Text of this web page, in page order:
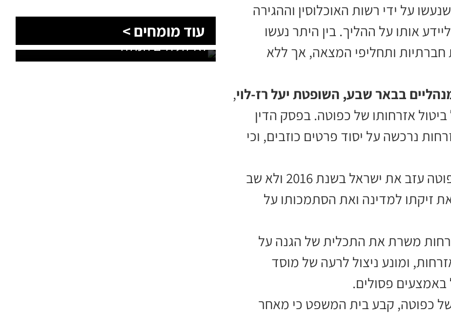
על ידי רשות האוכלוסין וההגירה
אותו על ההליך. בין היתר נעשו
חברתיות ותחליפי המצאה, אך ללא
בבאר שבע, השופטת יעל רז-לוי,
אזרחותו של כפוטה. בפסק הדין
נרכשה על יסוד פרטים כוזבים, וכי
בית המשפט קבע עוד כי העובדה שכפוטה עזב את ישראל בשנת 2016 ולא שב
זיקתו למדינה ואת הסתמכותו על
משרת את התכלית של הגנה על
ומונע ניצול לרעה של מוסד
באמצעים פסולים.
כפוטה, קבע בית המשפט כי מאחר
עוד מומחים >
הסעות בדרום 2026: כך מתכננים
נסיעה קבוצתית מושלמת לנגב,
לאילת ולים המלח